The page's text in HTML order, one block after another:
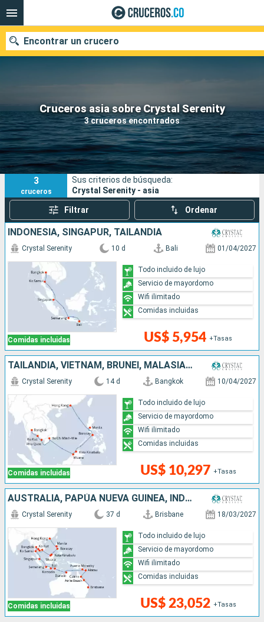
Cruceros asia sobre Crystal Serenity
3 cruceros encontrados
Encontrar un crucero
Fecha de salida
Buscar
3
cruceros
Sus criterios de búsqueda:
Crystal Serenity - asia
Filtrar Ordenar
INDONESIA, SINGAPUR, TAILANDIA
Comidas incluidas
Crystal Serenity 10 d Bali 01/04/2027
US$ 5,954 +Tasas
Todo incluido de lujo
Servicio de mayordomo
Wifi ilimitado
Comidas incluidas
TAILANDIA, VIETNAM, BRUNEI, MALASIA, FILIPINAS, CHINA
Comidas incluidas
Crystal Serenity 14 d Bangkok 10/04/2027
US$ 10,297 +Tasas
Todo incluido de lujo
Servicio de mayordomo
Wifi ilimitado
Comidas incluidas
AUSTRALIA, PAPÚA NUEVA GUINEA, INDONESIA, SINGAPUR, TAILANDIA, VIETNAM, BRUNEI, MALASIA, FILIPINAS, CHINA
Comidas incluidas
Crystal Serenity 37 d Brisbane 18/03/2027
US$ 23,052 +Tasas
Todo incluido de lujo
Servicio de mayordomo
Wifi ilimitado
Comidas incluidas